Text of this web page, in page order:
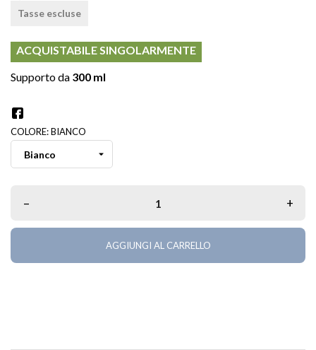
Tasse escluse
ACQUISTABILE SINGOLARMENTE
Supporto da 300 ml
COLORE: BIANCO
– +
AGGIUNGI AL CARRELLO